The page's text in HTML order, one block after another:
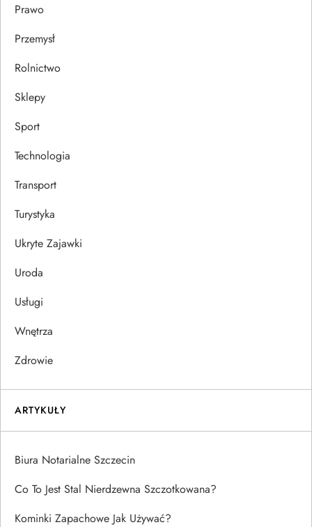
Prawo
Przemysł
Rolnictwo
Sklepy
Sport
Technologia
Transport
Turystyka
Ukryte Zajawki
Uroda
Usługi
Wnętrza
Zdrowie
ARTYKUŁY
Biura Notarialne Szczecin
Co To Jest Stal Nierdzewna Szczotkowana?
Kominki Zapachowe Jak Używać?